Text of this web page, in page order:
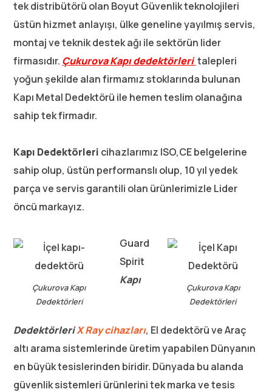
tek distribütörü olan Boyut Güvenlik teknolojileri
üstün hizmet anlayışı, ülke geneline yayılmış servis,
montaj ve teknik destek ağı ile sektörün lider
firmasıdır. ÇukurovaKapı dedektörleritalepleri
yoğun şekilde alan firmamız stoklarında bulunan
Kapı Metal Dedektörü ile hemen teslim olanağına
sahip tek firmadır.
Kapı Dedektörleri cihazlarımız ISO,CE belgelerine
sahip olup, üstün performanslı olup, 10 yıl yedek
parça ve servis garantili olan ürünlerimizle Lider
öncü markayız.
Çukurova Kapı
Dedektörleri
Çukurova Kapı
Dedektörleri
Guard
Spirit
Kapı
DedektörleriX Ray cihazları, El dedektörü ve Araç
altı arama sistemlerinde üretim yapabilen Dünyanın
en büyük tesislerinden biridir. Dünyada bu alanda
güvenlik sistemleri ürünlerini tek marka ve tesis